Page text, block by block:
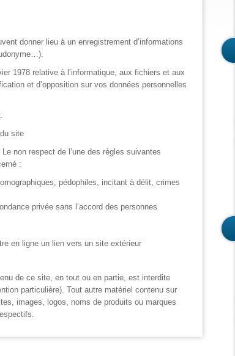
donner lieu à un enregistrement d’informations
1978 relative à l’informatique, aux fichiers et aux
et d’opposition sur vos données personnelles
.
site
non respect de l’une des règles suivantes
:
pédophiles, incitant à délit, crimes
privée sans l’accord des personnes
en ligne un lien vers un site extérieur
de ce site, en tout ou en partie, est interdite
particulière). Tout autre matériel contenu sur
images, logos, noms de produits ou marques